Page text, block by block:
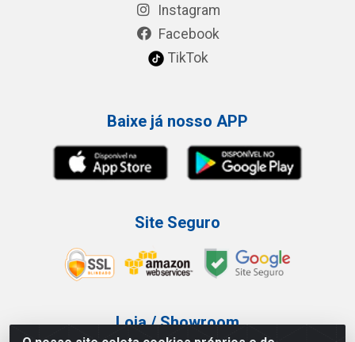
Instagram
Facebook
TikTok
Baixe já nosso APP
Site Seguro
Loja / Showroom